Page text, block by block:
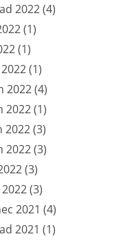
2022(4)
(1)
(1)
(1)
2022(4)
2022(1)
2022(3)
2022(3)
(3)
(3)
2021 (4)
2021 (1)